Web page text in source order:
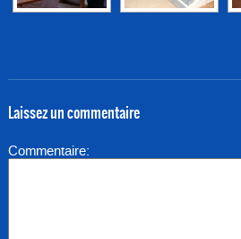
Laissez un commentaire
Commentaire